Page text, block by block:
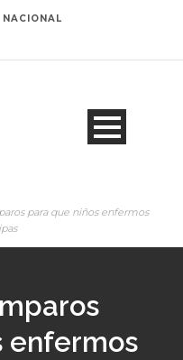
NACIONAL
para que niños enfermos
enfermos